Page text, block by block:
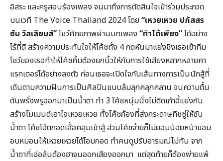
อิสระ และครูสอนร้องเพลง จนมาถึงการตัดสินใจเข้าร่วมประกวด
บนเวที The Voice Thailand 2024 โดย“เหวยเหวย ปภัสสร
ฮัน วิลเลียมส์”โชว์ศักยภาพผ่านบทเพลง “ทำได้เพียง”ได้อย่าง
ไร้ที่ติ สร้างความประทับใจให้โค้ชทั้ง 4 กดหันมาแย่งชิงเธอเข้าทีม
โชว์ของเธอทำให้โค้ชคิ้มต้องยกนิ้วให้กับการใช้เสียงหลากหลายคา
แรกเตอร์ได้อย่างลงตัว ก่อนเธอจะเปิดใจกับเส้นทางการเป็นนักสู้ที่
เดินตามความฝันการเป็นศิลปินแบบล้มลุกคลุกคลาน จนความตื้น
ตันพรั่งพรูออกมาเป็นน้ำตา ทำ 3 โค้ชหนุ่มนั่งไม่ติดเก้าอี้แย่งกัน
สร้างโมเมนต์เอาใจเหวยเหวย ทั้งโค้ชก้องที่ส่งกระดาษทิชชู่ให้ซับ
น้ำตา โค้ชโอ๊ตถอดเสื้อคลุมเข้าสู้ ส่วนโค้ชจ๋ายก็ไม่ยอมน้อยหน้าขอม
อบหมอนให้เหวยเหวยได้โอบกอด ทำคนดูปรับอารมณ์ไม่ทัน จาก
น้ำตาที่เอ่อล้นต้องฮาจนออกเสียงออกมา แต่สุดท้ายก็ต้องพ่ายแพ้